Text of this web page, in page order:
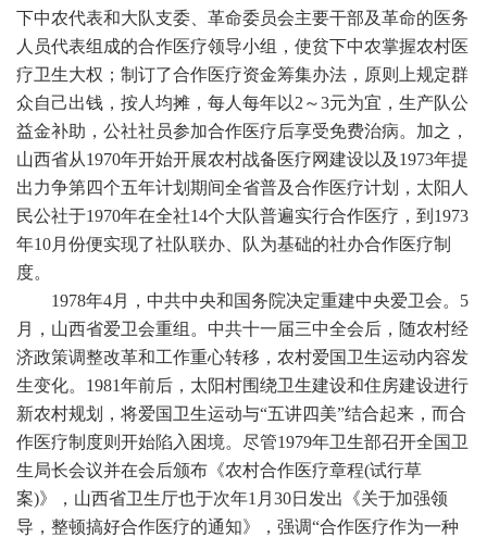
下中农代表和大队支委、革命委员会主要干部及革命的医务
人员代表组成的合作医疗领导小组，使贫下中农掌握农村医
疗卫生大权；制订了合作医疗资金筹集办法，原则上规定群
众自己出钱，按人均摊，每人每年以2～3元为宜，生产队公
益金补助，公社社员参加合作医疗后享受免费治病。加之，
山西省从1970年开始开展农村战备医疗网建设以及1973年提
出力争第四个五年计划期间全省普及合作医疗计划，太阳人
民公社于1970年在全社14个大队普遍实行合作医疗，到1973
年10月份便实现了社队联办、队为基础的社办合作医疗制
度。
1978年4月，中共中央和国务院决定重建中央爱卫会。5
月，山西省爱卫会重组。中共十一届三中全会后，随农村经
济政策调整改革和工作重心转移，农村爱国卫生运动内容发
生变化。1981年前后，太阳村围绕卫生建设和住房建设进行
新农村规划，将爱国卫生运动与“五讲四美”结合起来，而合
作医疗制度则开始陷入困境。尽管1979年卫生部召开全国卫
生局长会议并在会后颁布《农村合作医疗章程(试行草
案)》，山西省卫生厅也于次年1月30日发出《关于加强领
导，整顿搞好合作医疗的通知》，强调“合作医疗作为一种